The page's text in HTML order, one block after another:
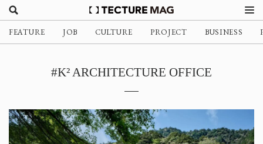
FEATURE JOB CULTURE PROJECT BUSINESS
#K² ARCHITECTURE OFFICE